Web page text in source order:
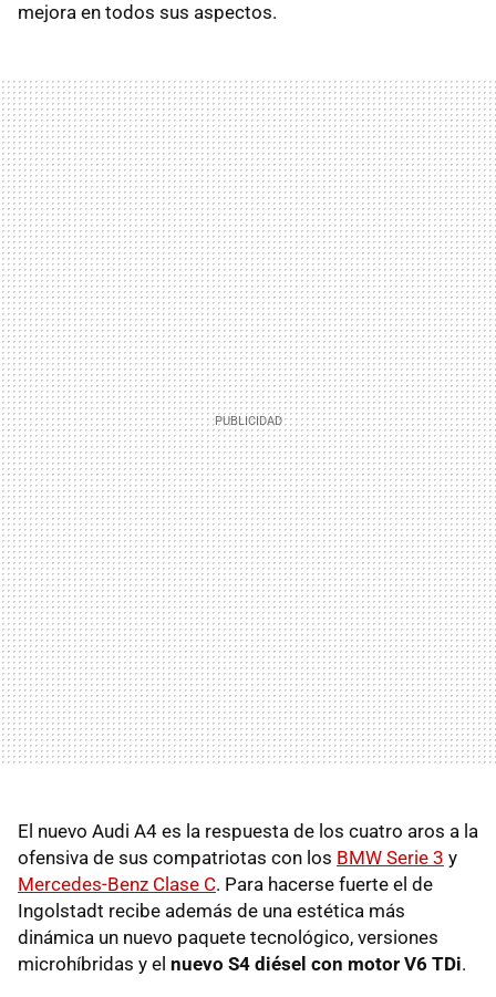
mejora en todos sus aspectos.
El nuevo Audi A4 es la respuesta de los cuatro aros a la
ofensiva de sus compatriotas con los BMW Serie 3 y
Mercedes-Benz Clase C. Para hacerse fuerte el de
Ingolstadt recibe además de una estética más
dinámica un nuevo paquete tecnológico, versiones
microhíbridas y el nuevo S4 diésel con motor V6 TDi.